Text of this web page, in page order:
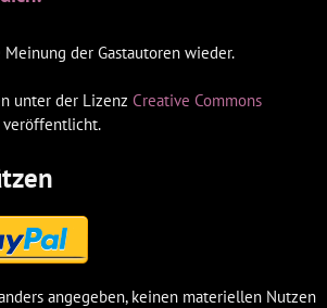
der Gastautoren wieder.
unter der Lizenz Creative Commons
veröffentlicht.
angegeben, keinen materiellen Nutzen